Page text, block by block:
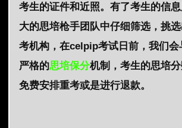
考生的证件和近照。有了考生的信
大的思培枪手团队中仔细筛选，挑
考机构，在celpip考试日前，我们
严格的思培保分机制，考生的思培
免费安排重考或是进行退款。